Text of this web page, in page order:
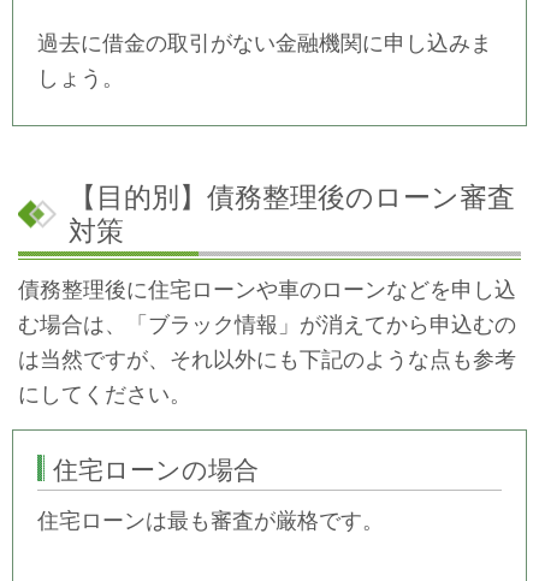
過去に借金の取引がない金融機関に申し込みま
しょう。
【目的別】債務整理後のローン審査
対策
債務整理後に住宅ローンや車のローンなどを申し込
む場合は、「ブラック情報」が消えてから申込むの
は当然ですが、 それ以外にも下記のような点も参考
にしてください。
住宅ローンの場合
住宅ローンは最も審査が厳格です。